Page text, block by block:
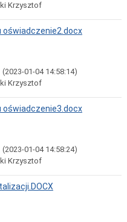
Krzysztof
oświadczenie2.docx
(2023-01-04 14:58:14)
Krzysztof
oświadczenie3.docx
(2023-01-04 14:58:24)
Krzysztof